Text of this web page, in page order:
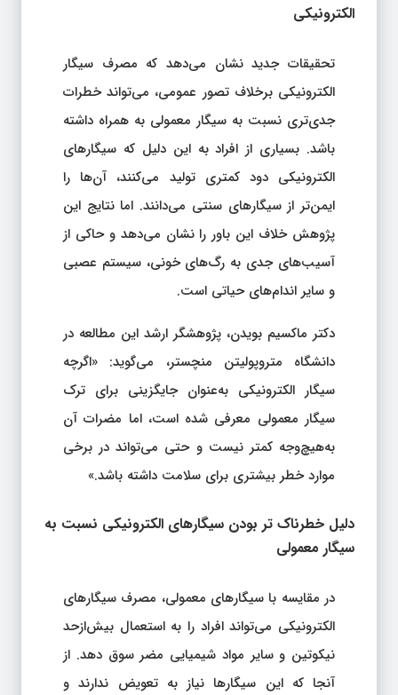
الکترونیکی
تحقیقات جدید نشان می‌دهد که مصرف سیگار
الکترونیکی برخلاف تصور عمومی، می‌تواند خطرات
جدی‌تری نسبت به سیگار معمولی به همراه داشته
باشد. بسیاری از افراد به این دلیل که سیگارهای
الکترونیکی دود کمتری تولید می‌کنند، آن‌ها را
ایمن‌تر از سیگارهای سنتی می‌دانند. اما نتایج این
پژوهش خلاف این باور را نشان می‌دهد و حاکی از
آسیب‌های جدی به رگ‌های خونی، سیستم عصبی
و سایر اندام‌های حیاتی است.
دکتر ماکسیم بویدن، پژوهشگر ارشد این مطالعه در
دانشگاه متروپولیتن منچستر، می‌گوید: «اگرچه
سیگار الکترونیکی به‌عنوان جایگزینی برای ترک
سیگار معمولی معرفی شده است، اما مضرات آن
به‌هیچ‌وجه کمتر نیست و حتی می‌تواند در برخی
موارد خطر بیشتری برای سلامت داشته باشد.»
دلیل خطرناک‌ تر بودن سیگارهای الکترونیکی نسبت به
سیگار معمولی
در مقایسه با سیگارهای معمولی، مصرف سیگارهای
الکترونیکی می‌تواند افراد را به استعمال بیش‌ازحد
نیکوتین و سایر مواد شیمیایی مضر سوق دهد. از
آنجا که این سیگارها نیاز به تعویض ندارند و